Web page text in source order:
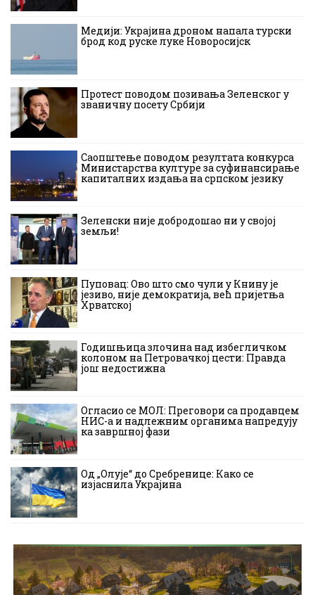
Медији: Украјина дроном напала турски
брод код руске луке Новоросијск
Протест поводом позивања Зеленског у
званичну посету Србији
Саопштење поводом резултата конкурса
Министарства културе за суфинансирање
капиталних издања на српском језику
Зеленски није добродошао ни у својој
земљи!
Пуповац: Ово што смо чули у Книну је
језиво, није демократија, већ пријетња
Хрватској
Годишњица злочина над избегличком
колоном на Петровачкој цести: Правда
још недостижна
Огласио се МОЛ: Преговори са продавцем
НИС-а и надлежним органима напредују
ка завршној фази
Од „Олује“ до Сребренице: Како се
изјаснила Украјина